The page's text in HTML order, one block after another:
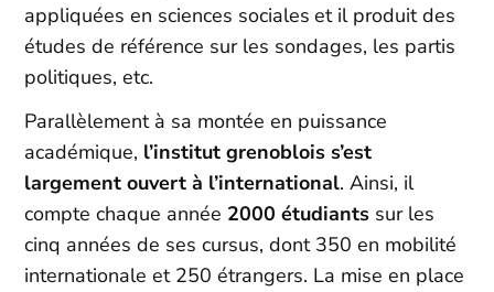
appliquées en sciences sociales et il produit des
études de référence sur les sondages, les partis
politiques, etc.
Parallèlement à sa montée en puissance
académique, l’institut grenoblois s’est
largement ouvert à l’international. Ainsi, il
compte chaque année 2000 étudiants sur les
cinq années de ses cursus, dont 350 en mobilité
internationale et 250 étrangers. La mise en place